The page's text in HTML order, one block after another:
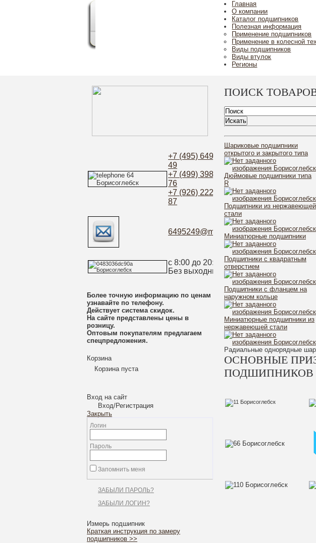
Главная
О компании
Каталог подшипников
Полезная информация
Применение подшипников
Применение в колесной
Виды подшипников
Виды втулок
Регионы
+7 (495) 649-52-
49
+7 (499) 398-21-
76
+7 (926) 222-97-
87
6495249@mail.ru
с 8:00 до 20:00
Без выходных
Более точную информацию по ценам
узнавайте по телефону.
Действует система скидок.
На сайте представлены цены в
розницу.
Оптовым покупателям предлагаем
спецпредложения.
Корзина
Корзина пуста
Вход на сайт
Вход/Регистрация
Закрыть
Логин
Пароль
Запомнить меня
ЗАБЫЛИ ПАРОЛЬ?
ЗАБЫЛИ ЛОГИН?
Измерь подшипник
Краткая инструкция по замеру
подшипников >>
ПОИСК
Шариковые подшипники
открытого и закрытого типа
Дюймовые подшипники типа
R
Подшипники из нержавеющей
стали
Миниатюрные подшипники
Подшипники с квадратным
отверстием
Подшипники с фланцем на
наружном кольце
Миниатюрные подшипники из
нержавеющей стали
Радиальные однорядные
ОСНОВНЫЕ
ПОДШИПНИКОВ